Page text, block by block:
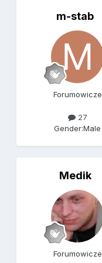
m-stab
Forumowicze
27
Gender:Male
Medik
Forumowicze